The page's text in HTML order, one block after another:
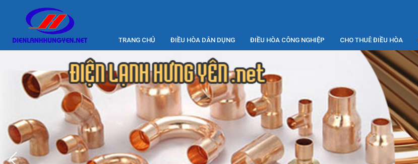
TRANG CHỦ ĐIỀU HÒA DÂN DỤNG ĐIỀU HÒA CÔNG NGHIỆP CHO THUÊ ĐIỀU HÒA